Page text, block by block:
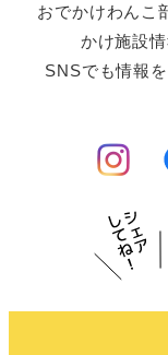
おでかけわんこ
かけ施設
SNSでも情報